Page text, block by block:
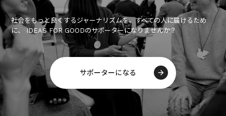
社会をもっと良くするジャーナリズムを、すべての人に届けるため
に、 IDEAS FOR GOODのサポーターになりませんか？
サポーターになる